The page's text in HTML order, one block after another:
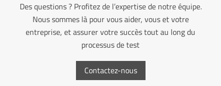
Des questions ? Profitez de l’expertise de notre équipe.
Nous sommes là pour vous aider, vous et votre
entreprise, et assurer votre succès tout au long du
processus de test
Contactez-nous